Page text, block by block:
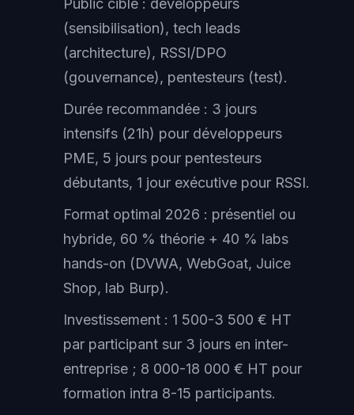
Public cible : développeurs
(sensibilisation), tech leads
(architecture), RSSI/DPO
(gouvernance), pentesteurs (test).
Durée recommandée : 3 jours
intensifs (21h) pour développeurs
PME, 5 jours pour pentesteurs
débutants, 1 jour exécutive pour RSSI.
Format optimal 2026 : présentiel ou
hybride, 60 % théorie + 40 % labs
hands-on (DVWA, WebGoat, Juice
Shop, lab Burp).
Investissement : 1 500-3 500 € HT
par participant sur 3 jours en inter-
entreprise ; 8 000-18 000 € HT pour
formation intra 8-15 participants.